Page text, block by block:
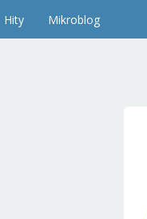
Hity Mikroblog